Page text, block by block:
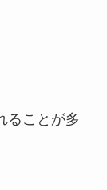
ることが多